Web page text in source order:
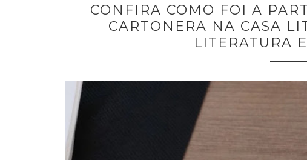
CONFIRA COMO FOI A
CARTONERA NA CASA
LITERATURA